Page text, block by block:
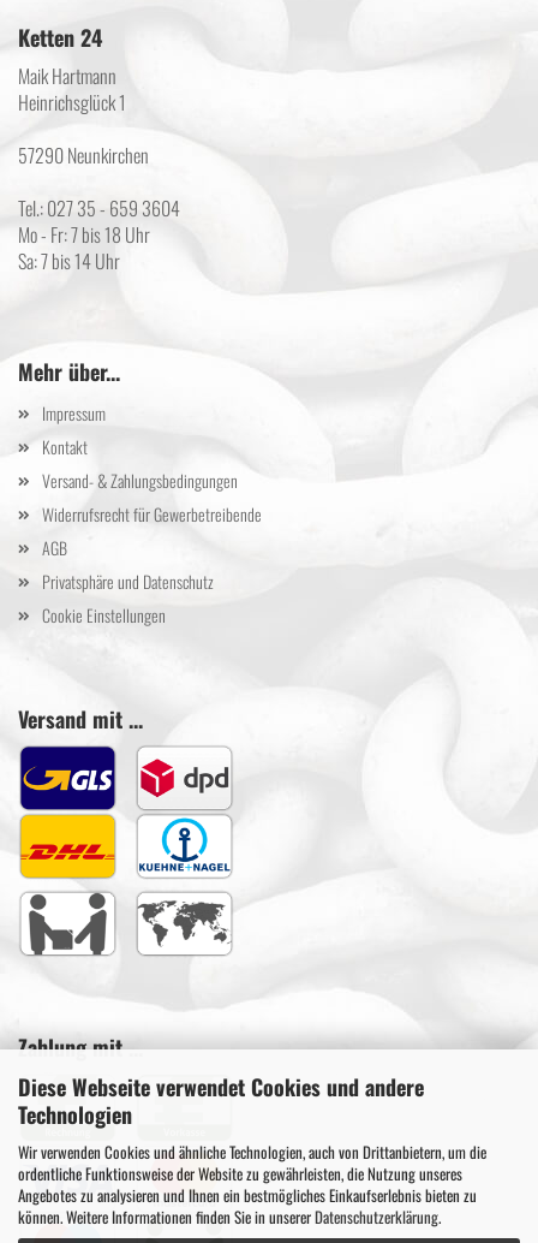
Diese Webseite verwendet Cookies und andere
Technologien
Wir verwenden Cookies und ähnliche Technologien, auch von Drittanbietern, um die
ordentliche Funktionsweise der Website zu gewährleisten, die Nutzung unseres
Angebotes zu analysieren und Ihnen ein bestmögliches Einkaufserlebnis bieten zu
können. Weitere Informationen finden Sie in unsererDatenschutzerklärung.
Ketten 24
Maik Hartmann
Heinrichsglück 1
57290 Neunkirchen
Tel.: 027 35 - 659 3604
Mo - Fr: 7 bis 18 Uhr
Sa: 7 bis 14 Uhr
Mehr über...
Impressum
Kontakt
Versand- & Zahlungsbedingungen
Widerrufsrecht für Gewerbetreibende
AGB
Privatsphäre und Datenschutz
Cookie Einstellungen
Versand mit ...
Zahlung mit ...